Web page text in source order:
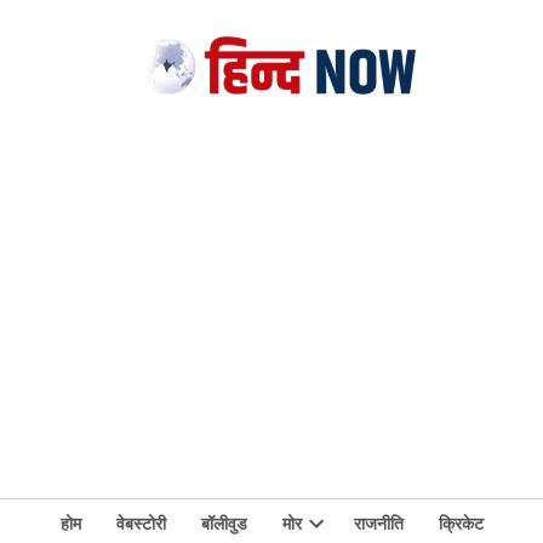
होम वेबस्टोरी बॉलीवुड मोर राजनीति
क्रिकेट